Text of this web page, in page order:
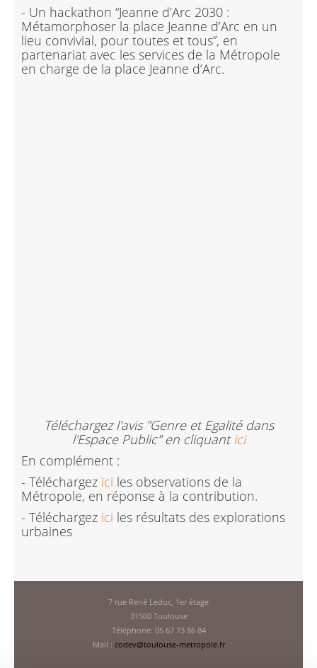
- Un hackathon “Jeanne d’Arc 2030 :
Métamorphoser la place Jeanne d’Arc en un
lieu convivial, pour toutes et tous”, en
partenariat avec les services de la Métropole
en charge de la place Jeanne d’Arc.
Téléchargez l'avis "Genre et Egalité dans
l'Espace Public" en cliquantici
En complément :
- Téléchargez ici les observations de la
Métropole, en réponse à la contribution.
- Téléchargez ici les résultats des explorations
urbaines
7 rue René Leduc, 1er étage
31500 Toulouse
Téléphone: 05 67 73 86 84
Mail : codev@toulouse-metropole.fr